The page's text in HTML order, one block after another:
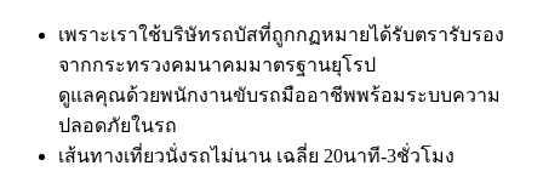
เพราะเราใช้บริษัทรถบัสที่ถูกกฏหมายได้รับตรารับรอง
จากกระทรวงคมนาคมมาตรฐานยุโรป
ดูแลคุณด้วยพนักงานขับรถมืออาชีพพร้อมระบบความ
ปลอดภัยในรถ
เส้นทางเที่ยวนั่งรถไม่นาน เฉลี่ย 20นาที-3ชั่วโมง